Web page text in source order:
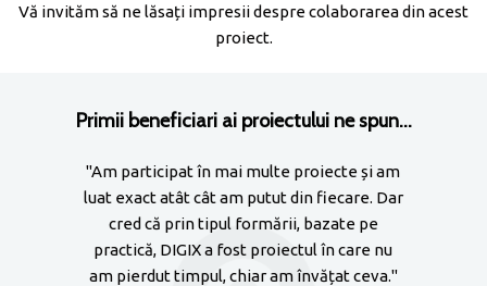
Vă invităm să ne lăsați impresii despre colaborarea din acest
proiect.
Primii beneficiari ai proiectului ne spun...
"Am participat în mai multe proiecte și am
luat exact atât cât am putut din fiecare. Dar
cred că prin tipul formării, bazate pe
practică, DIGIX a fost proiectul în care nu
am pierdut timpul, chiar am învățat ceva."